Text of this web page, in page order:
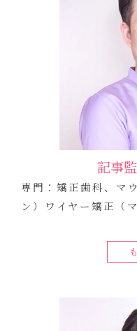
記事
専門：矯正歯科、マ
ン）ワイヤー矯正（